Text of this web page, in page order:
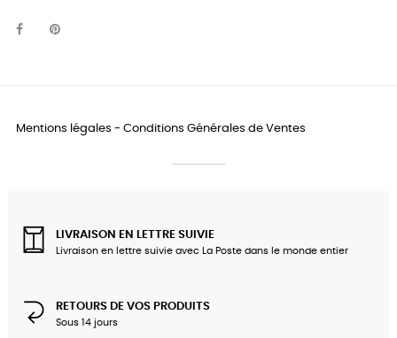
Mentions légales - Conditions Générales de Ventes
LIVRAISON EN LETTRE SUIVIE
Livraison en lettre suivie avec La Poste dans le monde entier
RETOURS DE VOS PRODUITS
Sous 14 jours